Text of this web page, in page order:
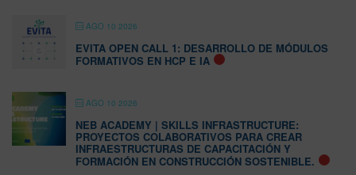
AGO 10 2026
EVITA OPEN CALL 1: DESARROLLO DE MÓDULOS
FORMATIVOS EN HCP E IA
AGO 10 2026
NEB ACADEMY | SKILLS INFRASTRUCTURE:
PROYECTOS COLABORATIVOS PARA CREAR
INFRAESTRUCTURAS DE CAPACITACIÓN Y
FORMACIÓN EN CONSTRUCCIÓN SOSTENIBLE.